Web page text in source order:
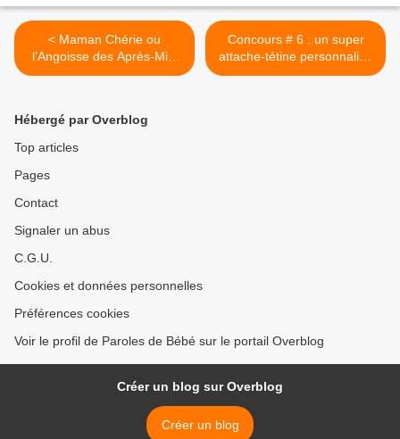
< Maman Chérie ou
l’Angoisse des Après-Midi
au Parc !
Concours # 6 : un super
attache-tétine personnalisé
à gagner ! >
Hébergé par Overblog
Top articles
Pages
Contact
Signaler un abus
C.G.U.
Cookies et données personnelles
Préférences cookies
Voir le profil de Paroles de Bébé sur le portail Overblog
Créer un blog sur Overblog
Créer un blog